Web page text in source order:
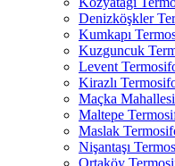
Denizköşkler
Kumkapı
Kuzguncuk
Levent
Kirazlı
Maçka
Maltepe
Maslak
Nişantaşı
Ortaköy